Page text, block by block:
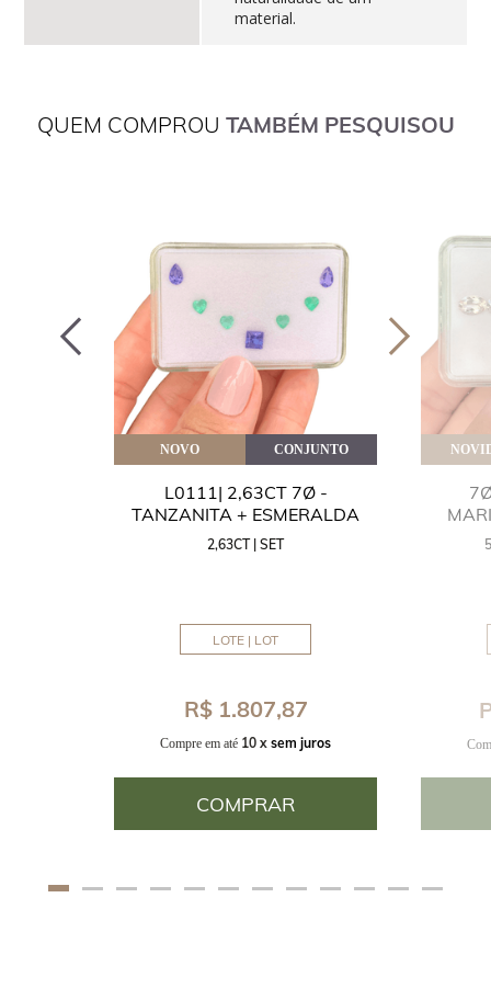
material.
QUEM COMPROU TAMBÉM PESQUISOU
NOVO CONJUNTO
L0111| 2,63CT 7Ø -
TANZANITA + ESMERALDA
2,63CT | SET
LOTE | LOT
R$ 1.807,87
Compre em até 10 x sem juros
COMPRAR